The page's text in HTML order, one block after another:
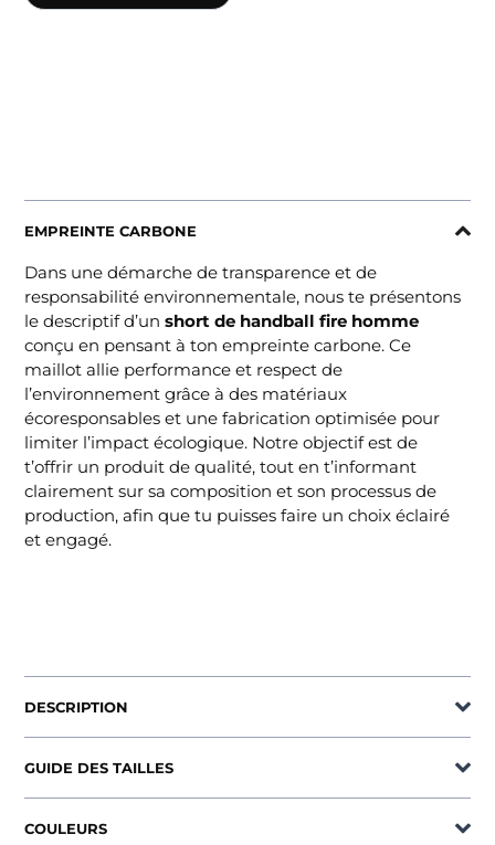
EMPREINTE CARBONE
Dans une démarche de transparence et de
responsabilité environnementale, nous te présentons
le descriptif d’unshort de handball fire homme
conçu en pensant à ton empreinte carbone. Ce
maillot allie performance et respect de
l’environnement grâce à des matériaux
écoresponsables et une fabrication optimisée pour
limiter l’impact écologique. Notre objectif est de
t’offrir un produit de qualité, tout en t’informant
clairement sur sa composition et son processus de
production, afin que tu puisses faire un choix éclairé
et engagé.
DESCRIPTION
GUIDE DES TAILLES
COULEURS